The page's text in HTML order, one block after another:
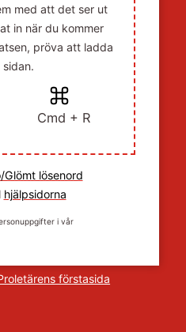
med att det ser ut
in när du kommer
pröva att ladda
sidan.
Cmd + R
Glömt lösenord
hjälpsidorna
i vår
förstasida